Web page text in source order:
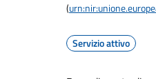
(
Servizio attivo